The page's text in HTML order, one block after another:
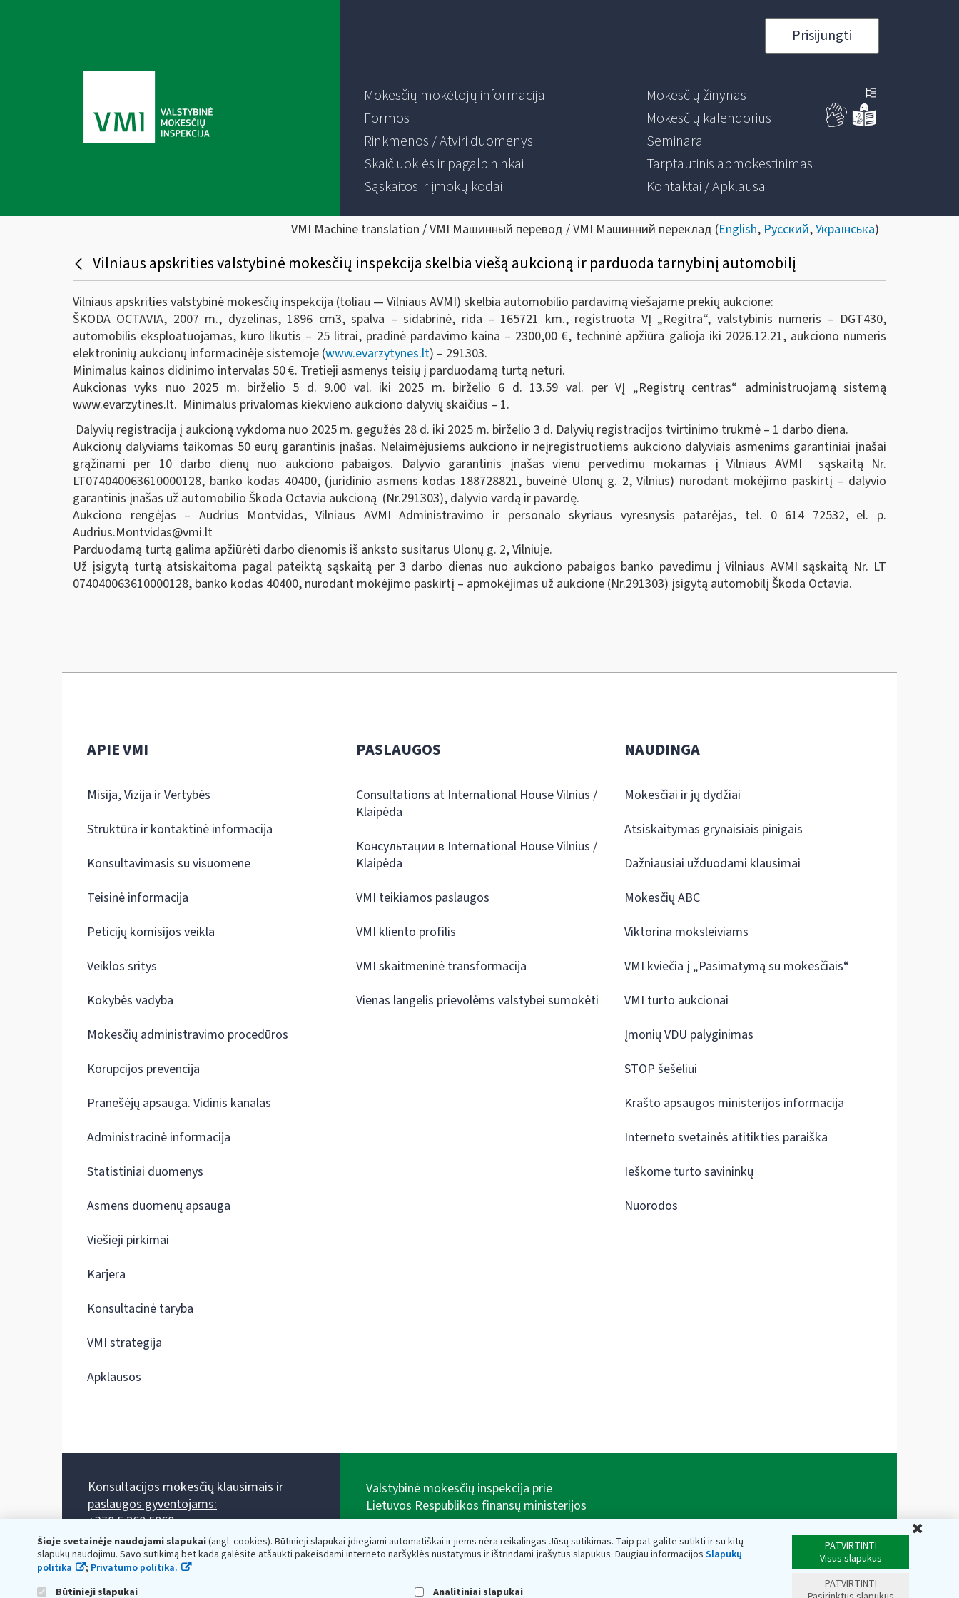
Prisijungti
Mokesčių mokėtojų informacija
Formos
Rinkmenos / Atviri duomenys
Skaičiuoklės ir pagalbininkai
Sąskaitos ir įmokų kodai
Mokesčių žinynas
Mokesčių kalendorius
Seminarai
Tarptautinis apmokestinimas
Kontaktai / Apklausa
VMI Machine translation / VMI Машинный перевод / VMI Машинний переклад (English, Русский,Українська)
Vilniaus apskrities valstybinė mokesčių inspekcija skelbia viešą aukcioną ir parduoda tarnybinį automobilį
Vilniaus apskrities valstybinė mokesčių inspekcija (toliau — Vilniaus AVMI) skelbia automobilio pardavimą viešajame prekių aukcione:
ŠKODA OCTAVIA, 2007 m., dyzelinas, 1896 cm3, spalva – sidabrinė, rida – 165721 km., registruota VĮ „Regitra“, valstybinis numeris – DGT430,
automobilis eksploatuojamas, kuro likutis – 25 litrai, pradinė pardavimo kaina – 2300,00 €, techninė apžiūra galioja iki 2026.12.21, aukciono numeris
elektroninių aukcionų informacinėje sistemoje (www.evarzytynes.lt) – 291303.
Minimalus kainos didinimo intervalas 50 €. Tretieji asmenys teisių į parduodamą turtą neturi.
Aukcionas vyks nuo 2025 m. birželio 5 d. 9.00 val. iki 2025 m. birželio 6 d. 13.59 val. per VĮ „Registrų centras“ administruojamą sistemą
www.evarzytines.lt. Minimalus privalomas kiekvieno aukciono dalyvių skaičius – 1.
Dalyvių registracija į aukcioną vykdoma nuo 2025 m. gegužės 28 d. iki 2025 m. birželio 3 d. Dalyvių registracijos tvirtinimo trukmė – 1 darbo diena.
Aukcionų dalyviams taikomas 50 eurų garantinis įnašas. Nelaimėjusiems aukciono ir neįregistruotiems aukciono dalyviais asmenims garantiniai įnašai
grąžinami per 10 darbo dienų nuo aukciono pabaigos. Dalyvio garantinis įnašas vienu pervedimu mokamas į Vilniaus AVMI sąskaitą Nr.
LT074040063610000128, banko kodas 40400, (juridinio asmens kodas 188728821, buveinė Ulonų g. 2, Vilnius) nurodant mokėjimo paskirtį – dalyvio
garantinis įnašas už automobilio Škoda Octavia aukcioną (Nr.291303), dalyvio vardą ir pavardę.
Aukciono rengėjas – Audrius Montvidas, Vilniaus AVMI Administravimo ir personalo skyriaus vyresnysis patarėjas, tel. 0 614 72532, el. p.
Audrius.Montvidas@vmi.lt
Parduodamą turtą galima apžiūrėti darbo dienomis iš anksto susitarus Ulonų g. 2, Vilniuje.
Už įsigytą turtą atsiskaitoma pagal pateiktą sąskaitą per 3 darbo dienas nuo aukciono pabaigos banko pavedimu į Vilniaus AVMI sąskaitą Nr. LT
074040063610000128, banko kodas 40400, nurodant mokėjimo paskirtį – apmokėjimas už aukcione (Nr.291303) įsigytą automobilį Škoda Octavia.
Šioje svetainėje naudojami slapukai(angl. cookies). Būtinieji slapukai įdiegiami automatiškai ir jiems nėra reikalingas Jūsų sutikimas. Taip pat galite sutikti ir su kitų
slapukų naudojimu. Savo sutikimą bet kada galėsite atšaukti pakeisdami interneto naršyklės nustatymus ir ištrindami įrašytus slapukus. Daugiau informacijos Slapukų
politika
; Privatumo politika.
Būtinieji slapukai
Analitiniai slapukai
PATVIRTINTI
Visus slapukus
PATVIRTINTI
APIE VMI
Misija, Vizija ir Vertybės
Struktūra ir kontaktinė informacija
Konsultavimasis su visuomene
Teisinė informacija
Peticijų komisijos veikla
Veiklos sritys
Kokybės vadyba
Mokesčių administravimo procedūros
Korupcijos prevencija
Pranešėjų apsauga. Vidinis kanalas
Administracinė informacija
Statistiniai duomenys
Asmens duomenų apsauga
Viešieji pirkimai
Karjera
Konsultacinė taryba
VMI strategija
Apklausos
PASLAUGOS
Consultations at International House Vilnius /
Klaipėda
Консультации в International House Vilnius /
Klaipėda
VMI teikiamos paslaugos
VMI kliento profilis
VMI skaitmeninė transformacija
Vienas langelis prievolėms valstybei sumokėti
NAUDINGA
Mokesčiai ir jų dydžiai
Atsiskaitymas grynaisiais pinigais
Dažniausiai užduodami klausimai
Mokesčių ABC
Viktorina moksleiviams
VMI kviečia į „Pasimatymą su mokesčiais“
VMI turto aukcionai
Įmonių VDU palyginimas
STOP šešėliui
Krašto apsaugos ministerijos informacija
Interneto svetainės atitikties paraiška
Ieškome turto savininkų
Nuorodos
Konsultacijos mokesčių klausimais ir
paslaugos gyventojams:
+370 5 260 5060
Darbo laikas: I-IV 8.00-17.00, V 8.00-15.45.
Prieššventinę dieną - viena valanda trumpiau.
Kiekvieno mėnesio antrą penktadienį 8.00 val. - 12.00 val.
Valstybinė mokesčių inspekcija prie
Lietuvos Respublikos finansų ministerijos
adresas: Vasario 16-osios g. 14, 01107 Vilnius, Lietuva,
el.paštas:vmi@vmi.lt, E. pristatymo dėžutės adresas
Lietuvos Respublikos finansų ministerijos kaupiami ir